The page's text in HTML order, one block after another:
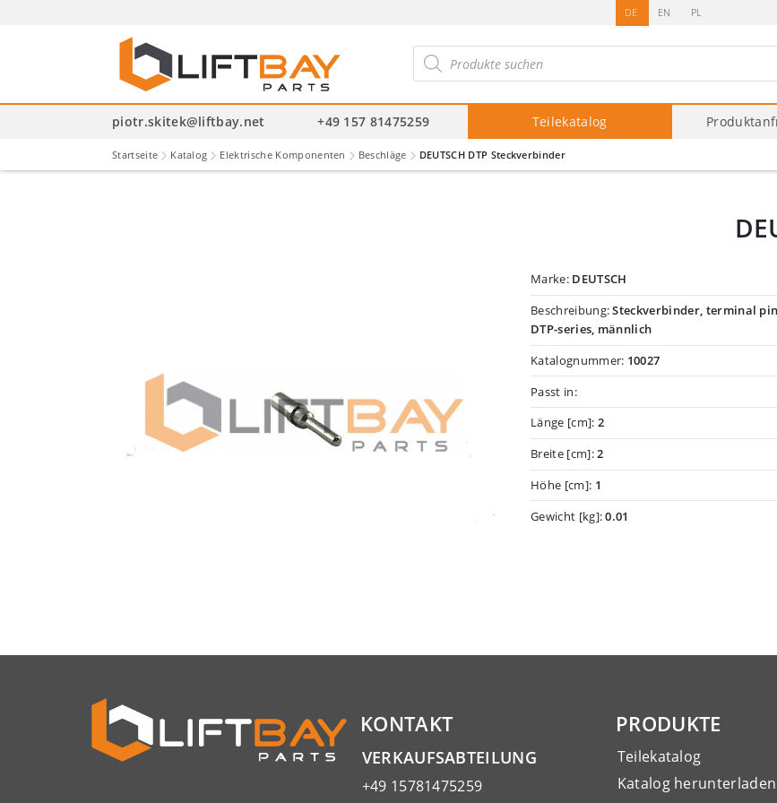
DE EN PL
search
piotr.skitek@liftbay.net +49 157 81475259 Teilekatalog
Startseite Katalog Elektrische Komponenten Beschläge DEUTSCH DTP Steckverbinder
Marke: DEUTSCH
Beschreibung:Steckverbinder, terminal
DTP-series, männlich
Katalognummer: 10027
Passt in:
Länge [cm]: 2
Breite [cm]:2
Höhe [cm]: 1
Gewicht [kg]:0.01
KONTAKT
VERKAUFSABTEILUNG
+49 15781475259
PRODUKTE
Teilekatalog
Katalog herunterladen